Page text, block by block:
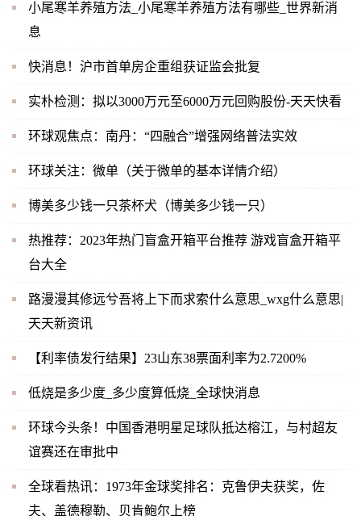
小尾寒羊养殖方法_小尾寒羊养殖方法有哪些_世界新消
息
快消息！沪市首单房企重组获证监会批复
实朴检测：拟以3000万元至6000万元回购股份-天天快看
环球观焦点：南丹：“四融合”增强网络普法实效
环球关注：微单（关于微单的基本详情介绍）
博美多少钱一只茶杯犬（博美多少钱一只）
热推荐：2023年热门盲盒开箱平台推荐 游戏盲盒开箱平
台大全
路漫漫其修远兮吾将上下而求索什么意思_wxg什么意思|
天天新资讯
【利率债发行结果】23山东38票面利率为2.7200%
低烧是多少度_多少度算低烧_全球快消息
环球今头条！中国香港明星足球队抵达榕江，与村超友
谊赛还在审批中
全球看热讯：1973年金球奖排名：克鲁伊夫获奖，佐
夫、盖德穆勒、贝肯鲍尔上榜